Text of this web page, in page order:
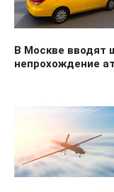
В Москве вводят
непрохождение